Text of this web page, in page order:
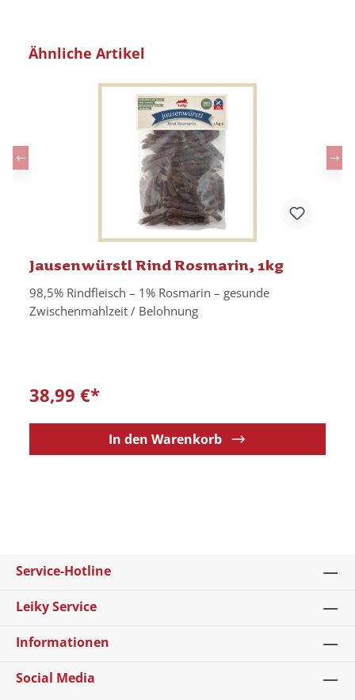
Produktgalerie überspringen
Ähnliche Artikel
Jausenwürstl Rind Rosmarin, 1kg
98,5% Rindfleisch – 1% Rosmarin – gesunde
Zwischenmahlzeit / Belohnung
38,99 €*
In den Warenkorb
Service-Hotline
Leiky Service
Informationen
Social Media